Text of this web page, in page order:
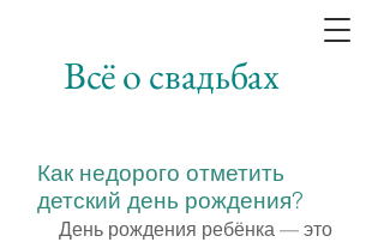
Всё о свадьбах
Как недорого отметить
детский день рождения?
День рождения ребёнка — это